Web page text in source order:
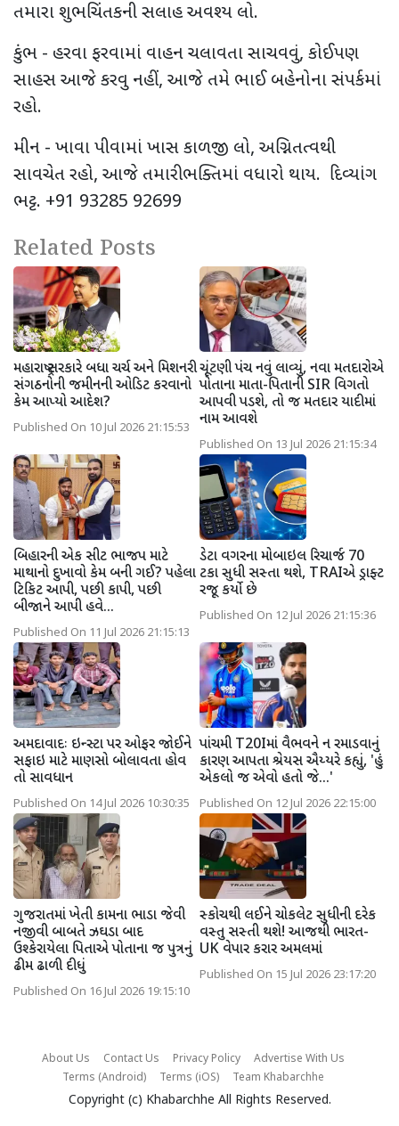
તમારા શુભચિંતકની સલાહ અવશ્ય લો.
કુંભ - હરવા ફરવામાં વાહન ચલાવતા સાચવવું, કોઈપણ
સાહસ આજે કરવુ નહીં, આજે તમે ભાઈ બહેનોના સંપર્કમાં
રહો.
મીન - ખાવા પીવામાં ખાસ કાળજી લો, અગ્નિતત્વથી
સાવચેત રહો, આજે તમારી ભક્તિમાં વધારો થાય. દિવ્યાંગ
ભટ્ટ. +91 93285 92699
Related Posts
મહારાષ્ટ્ર સરકારે બધા ચર્ચ અને મિશનરી
સંગઠનોની જમીનની ઓડિટ કરવાનો
કેમ આપ્યો આદેશ?
Published On 10 Jul 2026 21:15:53
ચૂંટણી પંચ નવું લાવ્યું, નવા મતદારોએ
પોતાના માતા-પિતાની SIR વિગતો
આપવી પડશે, તો જ મતદાર યાદીમાં
નામ આવશે
Published On 13 Jul 2026 21:15:34
બિહારની એક સીટ ભાજપ માટે
માથાનો દુખાવો કેમ બની ગઈ? પહેલા
ટિકિટ આપી, પછી કાપી, પછી
બીજાને આપી હવે...
Published On 11 Jul 2026 21:15:13
ડેટા વગરના મોબાઇલ રિચાર્જ 70
ટકા સુધી સસ્તા થશે, TRAIએ ડ્રાફ્ટ
રજૂ કર્યો છે
Published On 12 Jul 2026 21:15:36
અમદાવાદઃ ઇન્સ્ટા પર ઓફર જોઈને
સફાઇ માટે માણસો બોલાવતા હોવ
તો સાવધાન
Published On 14 Jul 2026 10:30:35
પાંચમી T20Iમાં વૈભવને ન રમાડવાનું
કારણ આપતા શ્રેયસ ઐય્યરે કહ્યું, 'હું
એકલો જ એવો હતો જે...'
Published On 12 Jul 2026 22:15:00
ગુજરાતમાં ખેતી કામના ભાડા જેવી
નજીવી બાબતે ઝઘડા બાદ
ઉશ્કેરાયેલા પિતાએ પોતાના જ પુત્રનું
ઢીમ ઢાળી દીધું
Published On 16 Jul 2026 19:15:10
સ્કોચથી લઈને ચોકલેટ સુધીની દરેક
વસ્તુ સસ્તી થશે! આજથી ભારત-
UK વેપાર કરાર અમલમાં
Published On 15 Jul 2026 23:17:20
About Us Contact Us Privacy Policy
Advertise With Us
Terms (Android)
Terms (iOS) Team Khabarchhe
Copyright (c) Khabarchhe All Rights Reserved.